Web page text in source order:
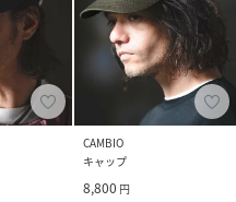
CAMBIO
キャップ
8,800 円